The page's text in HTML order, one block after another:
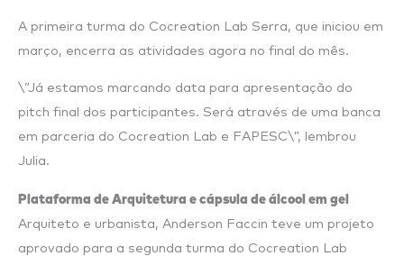
A primeira turma do Cocreation Lab Serra, que iniciou em
março, encerra as atividades agora no final do mês.
\”Já estamos marcando data para apresentação do
pitch final dos participantes. Será através de uma banca
em parceria do Cocreation Lab e FAPESC\”, lembrou
Julia.
Plataforma de Arquitetura e cápsula de álcool em gel
Arquiteto e urbanista, Anderson Faccin teve um projeto
aprovado para a segunda turma do Cocreation Lab